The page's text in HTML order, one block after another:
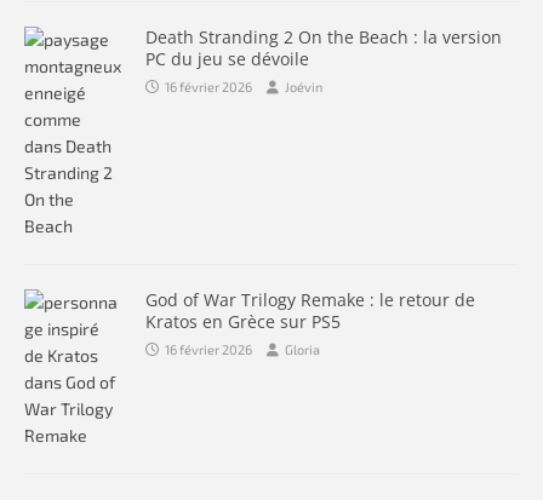
Death Stranding 2 On the Beach : la version
PC du jeu se dévoile
16 février 2026 Joévin
God of War Trilogy Remake : le retour de
Kratos en Grèce sur PS5
16 février 2026 Gloria